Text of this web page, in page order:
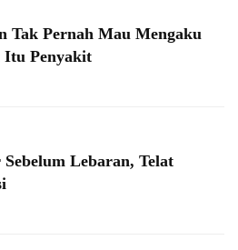
Tak Pernah Mau Mengaku
Itu Penyakit
Lebaran, Telat